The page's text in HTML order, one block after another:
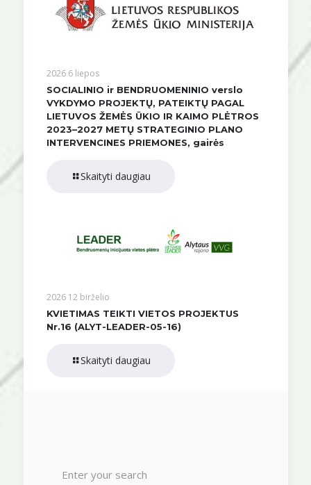
2026 6 liepos
SOCIALINIO ir BENDRUOMENINIO verslo
VYKDYMO PROJEKTŲ, PATEIKTŲ PAGAL
LIETUVOS ŽEMĖS ŪKIO IR KAIMO PLĖTROS
2023–2027 METŲ STRATEGINIO PLANO
INTERVENCINES PRIEMONES, gairės
Skaityti daugiau
2026 12 birželio
KVIETIMAS TEIKTI VIETOS PROJEKTUS
Nr.16 (ALYT-LEADER-05-16)
Skaityti daugiau